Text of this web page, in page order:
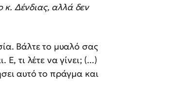
κ. Δένδιας, αλλά δεν
Βάλτε το μυαλό σας
τι λέτε να γίνει; (...)
αυτό το πράγμα και